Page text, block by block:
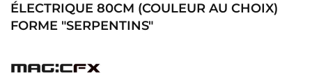
ÉLECTRIQUE 80CM (COULEUR AU CHOIX)
FORME "SERPENTINS"